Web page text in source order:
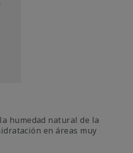
humedad natural de la
en áreas muy